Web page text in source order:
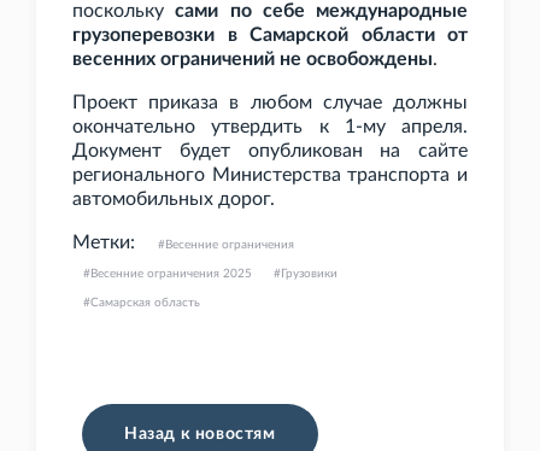
посколькусами по себе международные
грузоперевозки в Самарской области от
весенних ограничений не освобождены.
Проект приказа в любом случае должны
окончательно утвердить к 1-му апреля.
Документ будет опубликован на сайте
регионального Министерства транспорта и
автомобильных дорог.
Метки: Весенние ограничения
Весенние ограничения 2025 Грузовики
Самарская область
Назад к новостям